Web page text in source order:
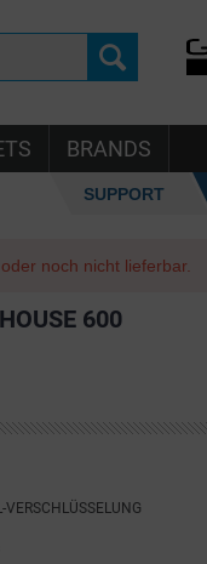
BRANDS
SUPPORT
noch nicht lieferbar.
600